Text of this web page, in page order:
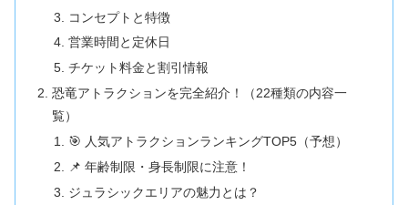
コンセプトと特徴
営業時間と定休日
チケット料金と割引情報
恐竜アトラクションを完全紹介！（22種類の内容一
覧）
🎯 人気アトラクションランキングTOP5（予想）
📌 年齢制限・身長制限に注意！
ジュラシックエリアの魅力とは？